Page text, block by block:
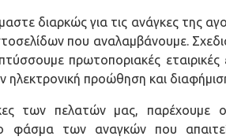
διαρκώς για τις ανάγκες της
που αναλαμβάνουμε.
πρωτοποριακές εταιρικές
ηλεκτρονική προώθηση και
των πελατών μας, παρέχουμε
φάσμα των αναγκών που